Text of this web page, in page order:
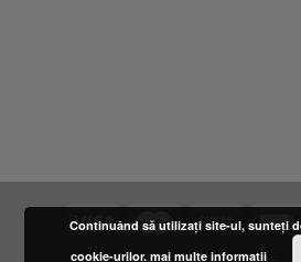
Continuând să utilizați site-ul, sunteți
cookie-urilor. mai multe informatii